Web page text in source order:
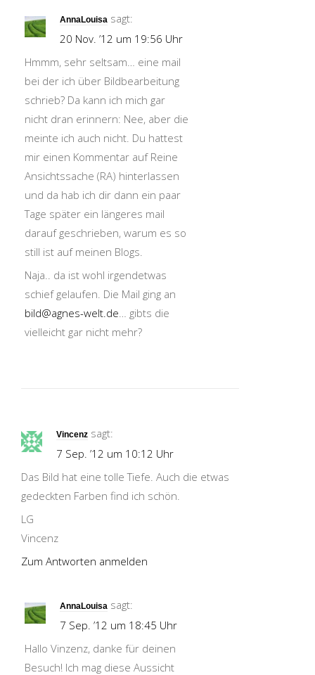
AnnaLouisa sagt:
20 Nov. ’12 um 19:56 Uhr
Hmmm, sehr seltsam… eine mail
bei der ich über Bildbearbeitung
schrieb? Da kann ich mich gar
nicht dran erinnern: Nee, aber die
meinte ich auch nicht. Du hattest
mir einen Kommentar auf Reine
Ansichtssache (RA) hinterlassen
und da hab ich dir dann ein paar
Tage später ein längeres mail
darauf geschrieben, warum es so
still ist auf meinen Blogs.
Naja.. da ist wohl irgendetwas
schief gelaufen. Die Mail ging an
bild@agnes-welt.de… gibts die
vielleicht gar nicht mehr?
Vincenz sagt:
7 Sep. ’12 um 10:12 Uhr
Das Bild hat eine tolle Tiefe. Auch die etwas
gedeckten Farben find ich schön.
LG
Vincenz
Zum Antworten anmelden
AnnaLouisa sagt:
7 Sep. ’12 um 18:45 Uhr
Hallo Vinzenz, danke für deinen
Besuch! Ich mag diese Aussicht